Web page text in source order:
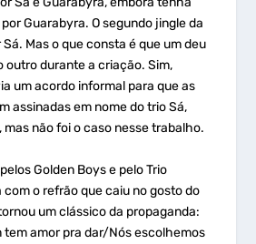
Guarabyra. O segundo jingle da
Mas o que consta é que um deu
outro durante a criação. Sim,
um acordo informal para que as
assinadas em nome do trio Sá,
mas não foi o caso nesse trabalho.
Golden Boys e pelo Trio
com o refrão que caiu no gosto do
um clássico da propaganda:
tem amor pra dar/Nós escolhemos